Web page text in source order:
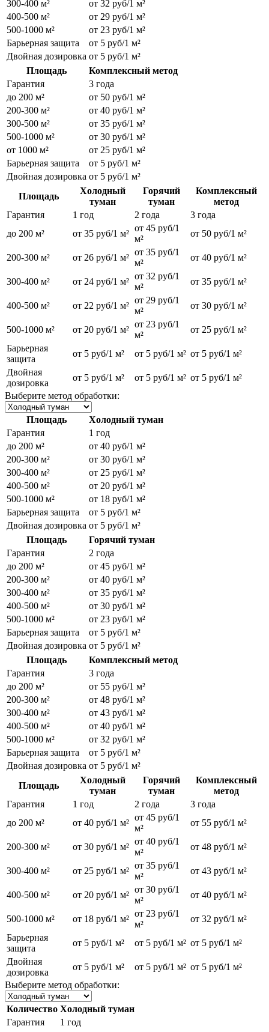
300-400 м²
от 32 руб/1 м²
400-500 м²
от 29 руб/1 м²
500-1000 м²
от 23 руб/1 м²
Барьерная защита
от 5 руб/1 м²
Двойная дозировка от 5 руб/1 м²
Площадь
Комплексный метод
Гарантия
3 года
до 200 м²
от 50 руб/1 м²
200-300 м²
от 40 руб/1 м²
300-500 м²
от 35 руб/1 м²
500-1000 м²
от 30 руб/1 м²
от 1000 м²
от 25 руб/1 м²
Барьерная защита
от 5 руб/1 м²
Двойная дозировка от 5 руб/1 м²
Площадь
Холодный
туман
Горячий
туман
Комплексный
метод
Гарантия
1 год 2 года
3 года
до 200 м²
от 35 руб/1 м²
от 45 руб/1
м²
от 50 руб/1 м²
200-300 м² от 26 руб/1 м²
от 35 руб/1
м²
от 40 руб/1 м²
300-400 м² от 24 руб/1 м²
от 32 руб/1
м²
от 35 руб/1 м²
400-500 м² от 22 руб/1 м²
от 29 руб/1
м²
от 30 руб/1 м²
500-1000 м² от 20 руб/1 м²
от 23 руб/1
м²
от 25 руб/1 м²
Барьерная
защита
от 5 руб/1 м² от 5 руб/1 м² от 5 руб/1 м²
Двойная
дозировка
от 5 руб/1 м² от 5 руб/1 м² от 5 руб/1 м²
Выберите метод обработки:
Площадь
Холодный туман
Гарантия
1 год
до 200 м²
от 40 руб/1 м²
200-300 м²
от 30 руб/1 м²
300-400 м²
от 25 руб/1 м²
400-500 м²
от 20 руб/1 м²
500-1000 м²
от 18 руб/1 м²
Барьерная защита
от 5 руб/1 м²
Двойная дозировка от 5 руб/1 м²
Площадь
Горячий туман
Гарантия
2 года
до 200 м²
от 45 руб/1 м²
200-300 м²
от 40 руб/1 м²
300-400 м²
от 35 руб/1 м²
400-500 м²
от 30 руб/1 м²
500-1000 м²
от 23 руб/1 м²
Барьерная защита
от 5 руб/1 м²
Двойная дозировка от 5 руб/1 м²
Площадь
Комплексный метод
Гарантия
3 года
до 200 м²
от 55 руб/1 м²
200-300 м²
от 48 руб/1 м²
300-400 м²
от 43 руб/1 м²
400-500 м²
от 40 руб/1 м²
500-1000 м²
от 32 руб/1 м²
Барьерная защита
от 5 руб/1 м²
Двойная дозировка от 5 руб/1 м²
Площадь
Холодный
туман
Горячий
туман
Комплексный
метод
Гарантия
1 год 2 года
3 года
до 200 м²
от 40 руб/1 м²
от 45 руб/1
м²
от 55 руб/1 м²
200-300 м² от 30 руб/1 м²
от 40 руб/1
м²
от 48 руб/1 м²
300-400 м² от 25 руб/1 м²
от 35 руб/1
м²
от 43 руб/1 м²
400-500 м² от 20 руб/1 м²
от 30 руб/1
м²
от 40 руб/1 м²
500-1000 м² от 18 руб/1 м²
от 23 руб/1
м²
от 32 руб/1 м²
Барьерная
защита
от 5 руб/1 м² от 5 руб/1 м² от 5 руб/1 м²
Двойная
дозировка
от 5 руб/1 м² от 5 руб/1 м² от 5 руб/1 м²
Выберите метод обработки:
Количество Холодный туман
Гарантия
1 год